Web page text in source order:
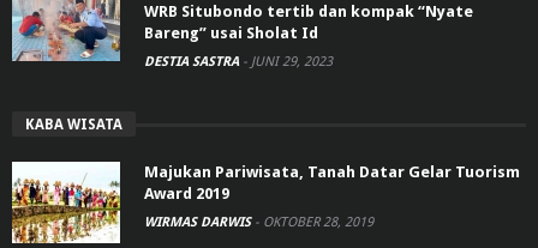
WRB Situbondo tertib dan kompak “Nyate
Bareng” usai Sholat Id
DESTIA SASTRA - JUNI 29, 2023
KABA WISATA
Majukan Pariwisata, Tanah Datar Gelar Tuorism
Award 2019
WIRMAS DARWIS - OKTOBER 28, 2019